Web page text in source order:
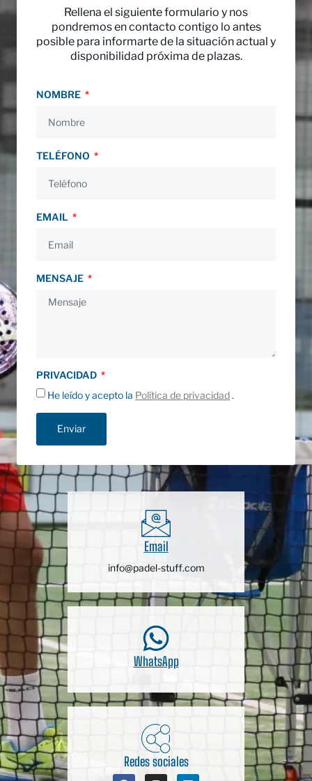
Rellena el siguiente formulario y nos
pondremos en contacto contigo lo antes
posible para informarte de la situación actual y
disponibilidad próxima de plazas.
NOMBRE
TELÉFONO
EMAIL
MENSAJE
PRIVACIDAD
He leído y acepto la Política de privacidad.
Enviar
Email
info@padel-stuff.com
WhatsApp
Redes sociales